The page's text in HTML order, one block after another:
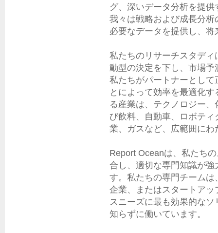
グ、深いデータ分析を提
我々は戦略および成長分
必要なデータを提供し、
私たちのリサーチスタデ
動型の決定を下し、市場
私たちがパートナーとし
とによって効率を最適化
る産業は、テクノロジー
び飲料、自動車、ロボテ
業、ガスなど、広範囲にわ
Report Oceanは、私たち
合し、適切な専門知識が
す。私たちの専門チーム
企業、またはスタートア
スニーズに最も効果的な
知らずに働いています。